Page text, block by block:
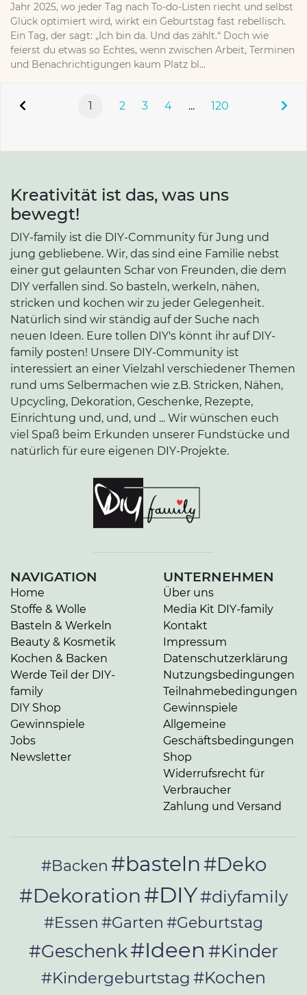
Jahr 2025, wo jeder Tag nach To-do-Listen riecht und selbst
Glück optimiert wird, wirkt ein Geburtstag fast rebellisch.
Ein Tag, der sagt: „Ich bin da. Und das zählt.“ Doch wie
feierst du etwas so Echtes, wenn zwischen Arbeit, Terminen
und Benachrichtigungen kaum Platz bl...
1 2 3 4 ... 120
Kreativität ist das, was uns
bewegt!
DIY-family ist die DIY-Community für Jung und
jung gebliebene. Wir, das sind eine Familie nebst
einer gut gelaunten Schar von Freunden, die dem
DIY verfallen sind. So basteln, werkeln, nähen,
stricken und kochen wir zu jeder Gelegenheit.
Natürlich sind wir ständig auf der Suche nach
neuen Ideen. Eure tollen DIY's könnt ihr auf DIY-
family posten! Unsere DIY-Community ist
interessiert an einer Vielzahl verschiedener Themen
rund ums Selbermachen wie z.B. Stricken, Nähen,
Upcycling, Dekoration, Geschenke, Rezepte,
Einrichtung und, und, und ... Wir wünschen euch
viel Spaß beim Erkunden unserer Fundstücke und
natürlich für eure eigenen DIY-Projekte.
NAVIGATION
Home
Stoffe & Wolle
Basteln & Werkeln
Beauty & Kosmetik
Kochen & Backen
Werde Teil der DIY-
family
DIY Shop
Gewinnspiele
Jobs
Newsletter
UNTERNEHMEN
Über uns
Media Kit DIY-family
Kontakt
Impressum
Datenschutzerklärung
Nutzungsbedingungen
Teilnahmebedingungen
Gewinnspiele
Allgemeine
Geschäftsbedingungen
Shop
Widerrufsrecht für
Verbraucher
Zahlung und Versand
#Backen #basteln#Deko
#Dekoration #DIY#diyfamily
#Essen #Garten #Geburtstag
#Geschenk#Ideen #Kinder
#Kindergeburtstag #Kochen